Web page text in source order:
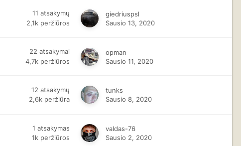
11 atsakymų
2,1k peržiūros
giedriuspsl
Sausio 13, 2020
22 atsakymai
4,7k peržiūros
opman
Sausio 11, 2020
12 atsakymų
2,6k peržiūra
tunks
Sausio 8, 2020
1 atsakymas
1k peržiūros
valdas-76
Sausio 2, 2020